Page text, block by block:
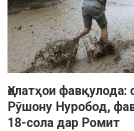
Ҳолатҳои фавқулода:
Рӯшону Нуробод,
18-сола дар Ромит